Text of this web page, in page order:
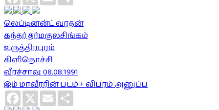
லெப்டினன்ட் வரதன்
கந்தர் தர்மகுலசிங்கம்
உருத்திரபுரம்
கிளிநொச்சி
வீரச்சாவு: 08.08.1991
இம் மாவீரரின் படம் + விபரம் அனுப்ப
Facebook
X Email